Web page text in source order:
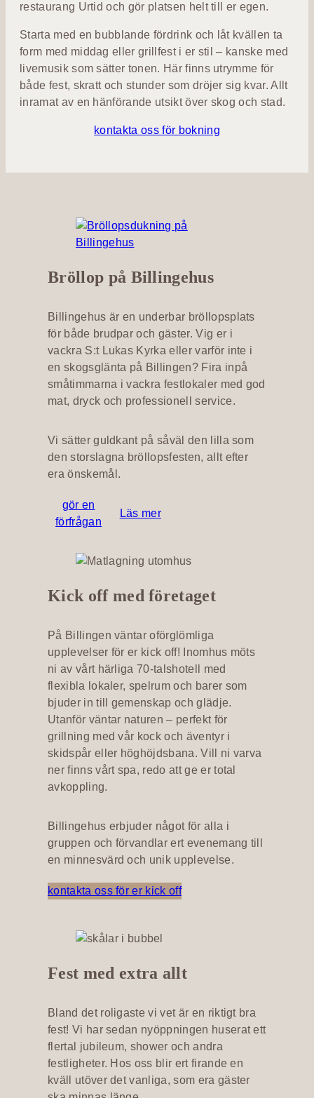
restaurang Urtid och gör platsen helt till er egen.
Starta med en bubblande fördrink och låt kvällen ta
form med middag eller grillfest i er stil – kanske med
livemusik som sätter tonen. Här finns utrymme för
både fest, skratt och stunder som dröjer sig kvar. Allt
inramat av en hänförande utsikt över skog och stad.
kontakta oss för bokning
Bröllop på Billingehus
Billingehus är en underbar bröllopsplats
för både brudpar och gäster. Vig er i
vackra S:t Lukas Kyrka eller varför inte i
en skogsglänta på Billingen? Fira inpå
småtimmarna i vackra festlokaler med god
mat, dryck och professionell service.
Vi sätter guldkant på såväl den lilla som
den storslagna bröllopsfesten, allt efter
era önskemål.
gör en
förfrågan
Läs mer
Kick off med företaget
På Billingen väntar oförglömliga
upplevelser för er kick off! Inomhus möts
ni av vårt härliga 70-talshotell med
flexibla lokaler, spelrum och barer som
bjuder in till gemenskap och glädje.
Utanför väntar naturen – perfekt för
grillning med vår kock och äventyr i
skidspår eller höghöjdsbana. Vill ni varva
ner finns vårt spa, redo att ge er total
avkoppling.
Billingehus erbjuder något för alla i
gruppen och förvandlar ert evenemang till
en minnesvärd och unik upplevelse.
kontakta oss för er kick off
Fest med extra allt
Bland det roligaste vi vet är en riktigt bra
fest! Vi har sedan nyöppningen huserat ett
flertal jubileum, shower och andra
festligheter. Hos oss blir ert firande en
kväll utöver det vanliga, som era gäster